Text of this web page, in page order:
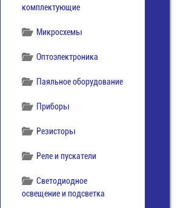
комплектующие
Микросхемы
Оптоэлектроника
Паяльное оборудование
Приборы
Резисторы
Реле и пускатели
Светодиодное
освещение и подсветка